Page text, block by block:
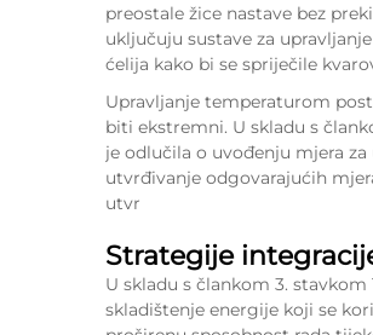
preostale žice nastave bez
uključuju sustave za
ćelija kako bi se spriječile
Upravljanje temperaturom
biti ekstremni. U skladu s
je odlučila o uvođenju mjera
utvrđivanje odgovarajućih
utvr
Strategije
U skladu s člankom 3.
skladištenje energije koji se